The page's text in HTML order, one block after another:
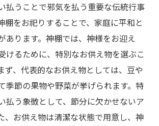
払うことで邪気を払う重要な伝統行事
棚をお祀りすることで、家庭に平和と
あります。神棚では、神様をお迎え
けるために、特別なお供え物を選ぶこ
ず、代表的なお供え物としては、豆や
季節の果物や野菜が挙げられます。特
払う象徴として、節分に欠かせないア
、お供え物は清潔な状態で用意し、神